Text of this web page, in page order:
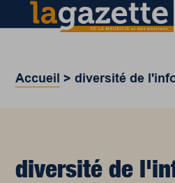
Accueil >diversité de
diversité de